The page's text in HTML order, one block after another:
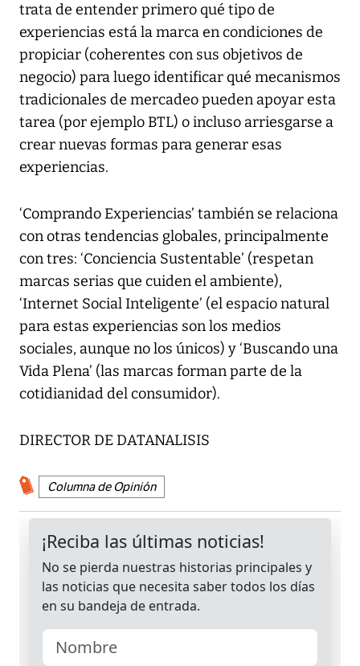
trata de entender primero qué tipo de
experiencias está la marca en condiciones de
propiciar (coherentes con sus objetivos de
negocio) para luego identificar qué mecanismos
tradicionales de mercadeo pueden apoyar esta
tarea (por ejemplo BTL) o incluso arriesgarse a
crear nuevas formas para generar esas
experiencias.
‘Comprando Experiencias’ también se relaciona
con otras tendencias globales, principalmente
con tres: ‘Conciencia Sustentable’ (respetan
marcas serias que cuiden el ambiente),
‘Internet Social Inteligente’ (el espacio natural
para estas experiencias son los medios
sociales, aunque no los únicos) y ‘Buscando una
Vida Plena’ (las marcas forman parte de la
cotidianidad del consumidor).
DIRECTOR DE DATANALISIS
Columna de Opinión